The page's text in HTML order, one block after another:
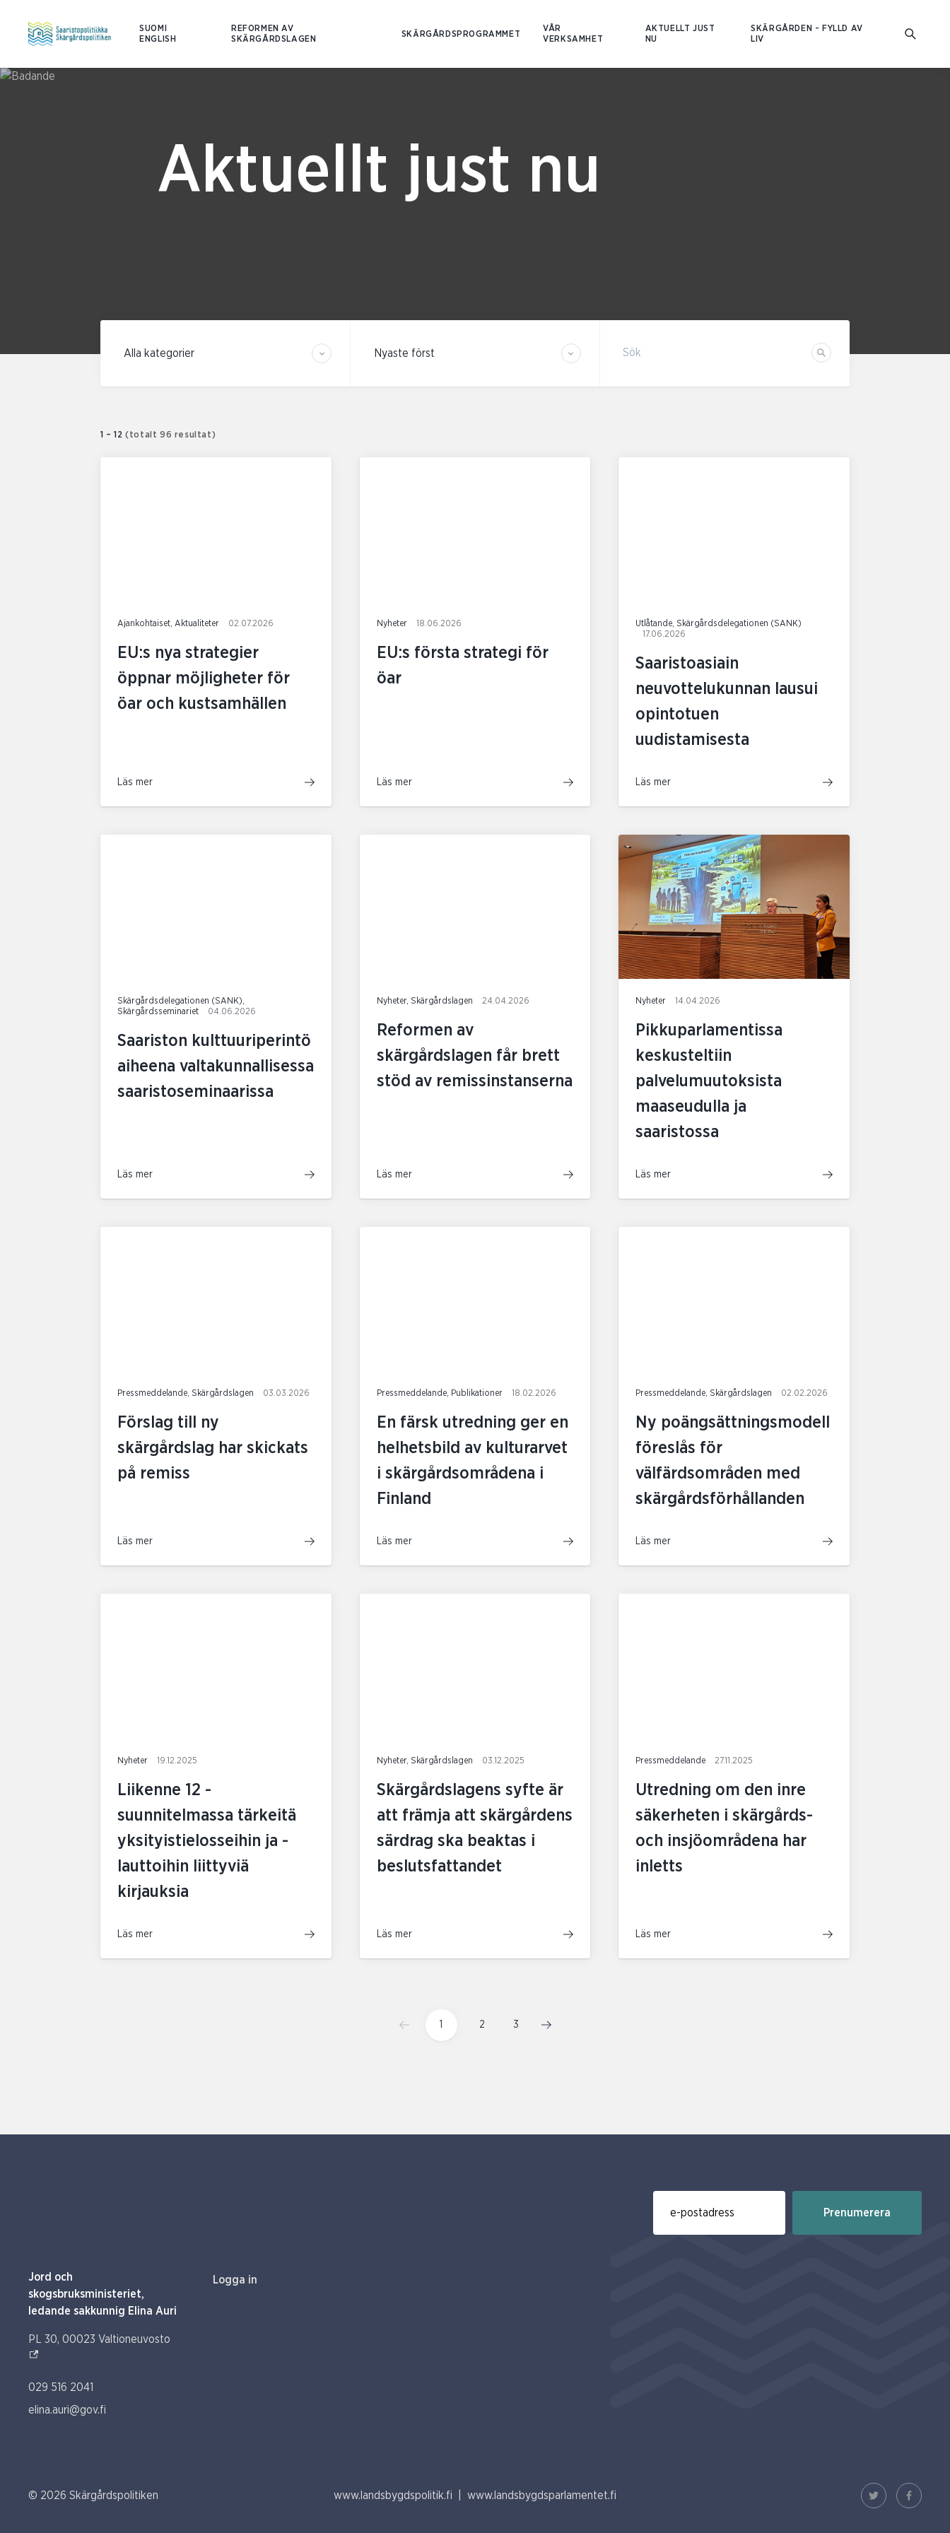
SUOMI
ENGLISH
REFORMEN AV
SKÄRGÅRDSLAGEN
SKÄRGÅRDSPROGRAMMET
VÅR
VERKSAMHET
AKTUELLT JUST
NU
SKÄRGÅRDEN - FYLLD AV
LIV
Aktuellt just nu
Sök
1 – 12 (totalt 96 resultat)
Ajankohtaiset, Aktualiteter 02.07.2026
EU:s nya strategier
öppnar möjligheter för
öar och kustsamhällen
Läs mer
Nyheter 18.06.2026
EU:s första strategi för
öar
Läs mer
Utlåtande, Skärgårdsdelegationen (SANK)
17.06.2026
Saaristoasiain
neuvottelukunnan lausui
opintotuen
uudistamisesta
Läs mer
Skärgårdsdelegationen (SANK),
Skärgårdsseminariet
04.06.2026
Saariston kulttuuriperintö
aiheena valtakunnallisessa
saaristoseminaarissa
Läs mer
Nyheter, Skärgårdslagen 24.04.2026
Reformen av
skärgårdslagen får brett
stöd av remissinstanserna
Läs mer
Nyheter 14.04.2026
Pikkuparlamentissa
keskusteltiin
palvelumuutoksista
maaseudulla ja
saaristossa
Läs mer
Pressmeddelande, Skärgårdslagen 03.03.2026
Förslag till ny
skärgårdslag har skickats
på remiss
Läs mer
Pressmeddelande, Publikationer 18.02.2026
En färsk utredning ger en
helhetsbild av kulturarvet
i skärgårdsområdena i
Finland
Läs mer
Pressmeddelande, Skärgårdslagen 02.02.2026
Ny poängsättningsmodell
föreslås för
välfärdsområden med
skärgårdsförhållanden
Läs mer
Nyheter 19.12.2025
Liikenne 12 -
suunnitelmassa tärkeitä
yksityistielosseihin ja -
lauttoihin liittyviä
kirjauksia
Läs mer
Nyheter, Skärgårdslagen 03.12.2025
Skärgårdslagens syfte är
att främja att skärgårdens
särdrag ska beaktas i
beslutsfattandet
Läs mer
Pressmeddelande 27.11.2025
Utredning om den inre
säkerheten i skärgårds-
och insjöområdena har
inletts
Läs mer
2 3
E-post för prenumerering av nyhetsbrev
Prenumerera
Jord och
skogsbruksministeriet,
ledande sakkunnig Elina Auri
PL 30, 00023 Valtioneuvosto
029 516 2041
elina.auri@gov.fi
Logga in
© 2026 Skärgårdspolitiken www.landsbygdspolitik.fi www.landsbygdsparlamentet.fi